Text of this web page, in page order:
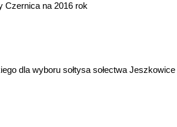
Czernica na 2016 rok
dla wyboru sołtysa sołectwa Jeszkowice